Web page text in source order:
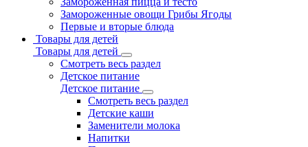
Замороженные овощи Грибы Ягоды
Первые и вторые блюда
Товары для детей
Товары для детей
Смотреть весь раздел
Детское питание
Детское питание
Смотреть весь раздел
Детские каши
Заменители молока
Напитки